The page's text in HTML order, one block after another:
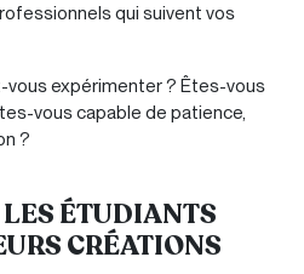
qui suivent vos
expérimenter ? Êtes-vous
vous capable de patience,
?
ÉTUDIANTS
CRÉATIONS